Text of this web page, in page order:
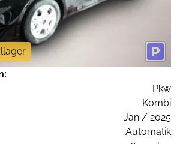
Pkw
Kombi
Jan / 2025
Automatik